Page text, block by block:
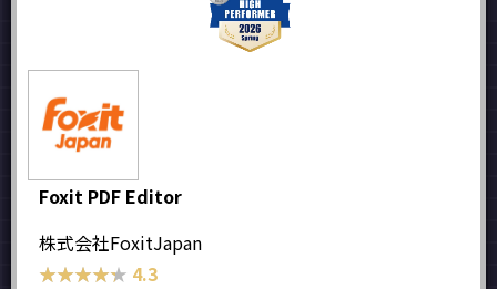
Foxit PDF Editor
株式会社FoxitJapan
★★★★★
★★★★★ 4.3